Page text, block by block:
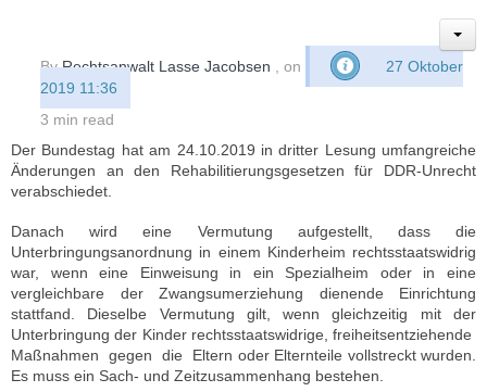
ByRechtsanwalt Lasse Jacobsen , on
27 Oktober
2019 11:36
3 min read
Der Bundestag hat am 24.10.2019 in dritter Lesung umfangreiche
Änderungen an den Rehabilitierungsgesetzen für DDR-Unrecht
verabschiedet.
Danach wird eine Vermutung aufgestellt, dass die
Unterbringungsanordnung in einem Kinderheim rechtsstaatswidrig
war, wenn eine Einweisung in ein Spezialheim oder in eine
vergleichbare der Zwangsumerziehung dienende Einrichtung
stattfand. Dieselbe Vermutung gilt, wenn gleichzeitig mit der
Unterbringung der Kinder rechtsstaatswidrige, freiheitsentziehende
Maßnahmen gegen die Eltern oder Elternteile vollstreckt wurden.
Es muss ein Sach- und Zeitzusammenhang bestehen.